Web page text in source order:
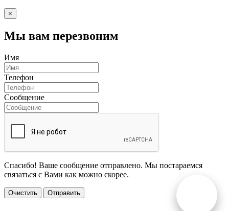
×
Мы вам перезвоним
Имя
Телефон
Сообщение
Спасибо! Ваше сообщение отправлено. Мы постараемся
связаться с Вами как можно скорее.
Очистить Отправить